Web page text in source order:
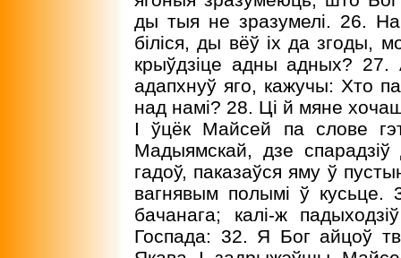
ды тыя не зразумелі. 26. На
біліся, ды вёў іх да
крыўдзіце адны адных? 27.
адапхнуў яго, кажучы: Хто
над намі? 28. Ці й мяне хочаш
I ўцёк Майсей па слове
Мадыямскай, дзе
гадоў, паказаўся яму ў
вагнявым полымі ў
бачанага; калі-ж
Госпада: 32. Я Бог айцоў